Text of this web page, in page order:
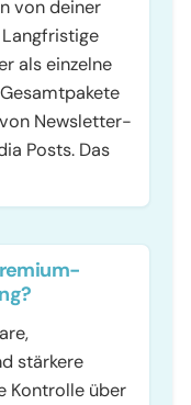
von deiner
als einzelne
Newsletter-
Posts. Das
stärkere
Kontrolle über